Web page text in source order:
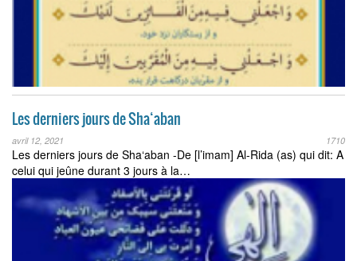
Les derniers jours de Sha‘aban
avril 12, 2021 1710
Les derniers jours de Sha‘aban -De [l’imam] Al-Rida (as) qui dit: A
celui qui jeûne durant 3 jours à la…